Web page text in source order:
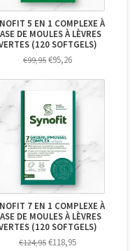
5 EN 1 COMPLEXE À
DE MOULES À LÈVRES
(120 SOFTGELS)
€99,95 €95,26
7 EN 1 COMPLEXE À
DE MOULES À LÈVRES
(120 SOFTGELS)
€124,95 €118,95